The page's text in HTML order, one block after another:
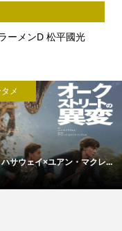
ーメンD 松平國光
メ
ハサウェイ×ユアン・マクレ...